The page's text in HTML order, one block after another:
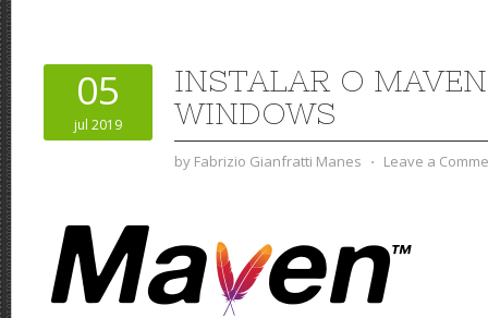
05
jul 2019
INSTALAR O
WINDOWS
by Fabrizio Gianfratti Manes ⋅ Leave a